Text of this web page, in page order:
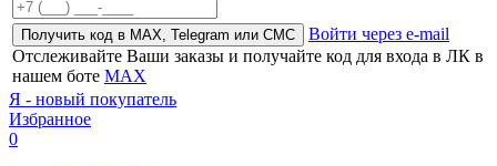
Получить код в MAX, Telegram или СМС
Войти через e-mail
Отслеживайте Ваши заказы и получайте код для входа в ЛК в
нашем боте MAX
Я - новый покупатель
Избранное
0